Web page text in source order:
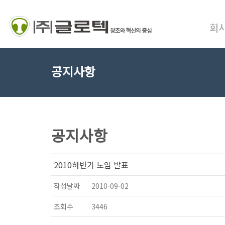
회
공지사항
공지사항
2010하반기 노임 발표
작성날짜 2010-09-02
조회수 3446